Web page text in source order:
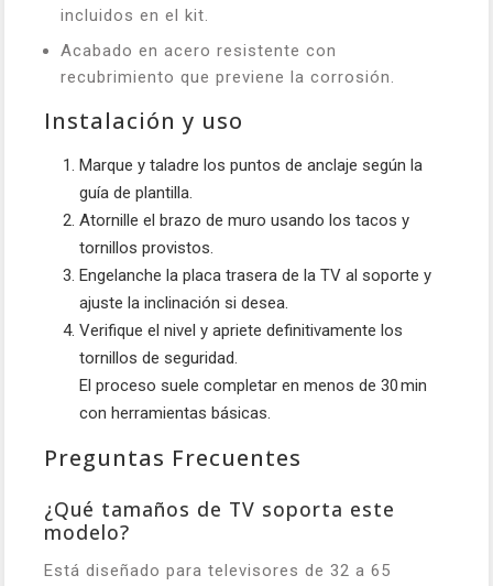
incluidos en el kit.
Acabado en acero resistente con
recubrimiento que previene la corrosión.
Instalación y uso
Marque y taladre los puntos de anclaje según la
guía de plantilla.
Atornille el brazo de muro usando los tacos y
tornillos provistos.
Engelanche la placa trasera de la TV al soporte y
ajuste la inclinación si desea.
Verifique el nivel y apriete definitivamente los
tornillos de seguridad.
El proceso suele completar en menos de 30 min
con herramientas básicas.
Preguntas Frecuentes
¿Qué tamaños de TV soporta este
modelo?
Está diseñado para televisores de 32 a 65